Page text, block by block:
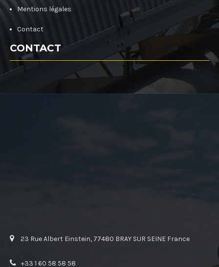
Mentions légales
Contact
CONTACT
23 Rue Albert Einstein, 77480 BRAY SUR SEINE France
+33 1 60 58 58 58